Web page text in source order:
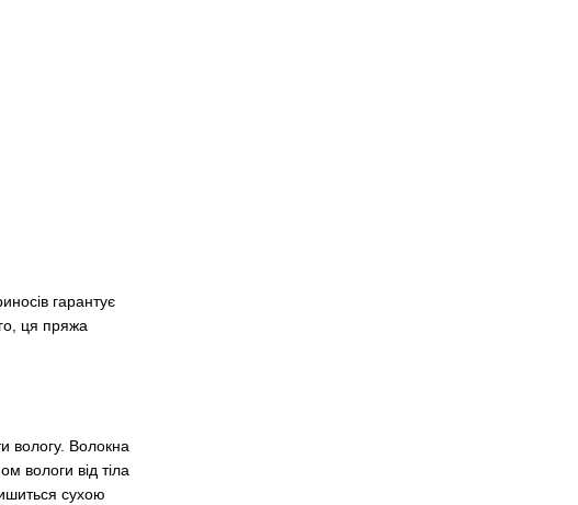
гарантує
ця пряжа
вологу. Волокна
вологи від тіла
сухою